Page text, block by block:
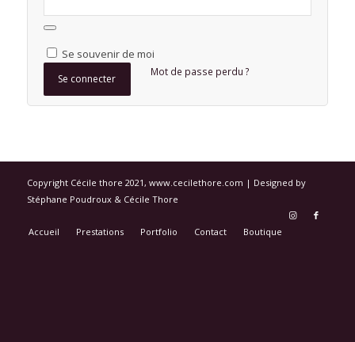
Se souvenir de moi
Se connecter
Mot de passe perdu ?
Copyright Cécile thore 2021, www.cecilethore.com | Designed by
Stéphane Poudroux & Cécile Thore
Accueil Prestations Portfolio Contact Boutique